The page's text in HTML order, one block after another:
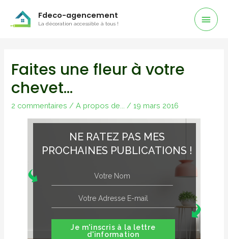
Fdeco-agencement
La décoration accessible à tous !
Faites une fleur à votre
chevet…
2 commentaires /A propos de... /19 mars 2016
NE RATEZ PAS MES
PROCHAINES PUBLICATIONS !
Je m'inscris à la lettre
d'information